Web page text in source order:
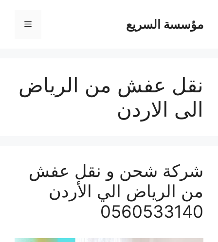
مؤسسة السريع القائمة
نقل عفش من الرياض
الى الاردن
شركة شحن و نقل عفش
من الرياض الي الأردن
0560533140